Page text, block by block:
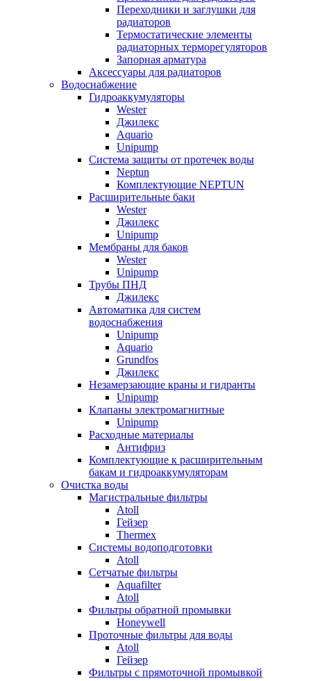
Переходники и заглушки для
радиаторов
Термостатические элементы
радиаторных терморегуляторов
Запорная арматура
Аксессуары для радиаторов
Водоснабжение
Гидроаккумуляторы
Wester
Джилекс
Aquario
Unipump
Система защиты от протечек воды
Neptun
Комплектующие NEPTUN
Расширительные баки
Wester
Джилекс
Unipump
Мембраны для баков
Wester
Unipump
Трубы ПНД
Джилекс
Автоматика для систем
водоснабжения
Unipump
Aquario
Grundfos
Джилекс
Незамерзающие краны и гидранты
Unipump
Клапаны электромагнитные
Unipump
Расходные материалы
Антифриз
Комплектующие к расширительным
бакам и гидроаккумуляторам
Очистка воды
Магистральные фильтры
Atoll
Гейзер
Thermex
Системы водоподготовки
Atoll
Сетчатые фильтры
Aquafilter
Atoll
Фильтры обратной промывки
Honeywell
Проточные фильтры для воды
Atoll
Гейзер
Фильтры с прямоточной промывкой